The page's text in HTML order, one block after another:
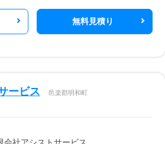
無料見積り
ービス 邑楽郡明和町